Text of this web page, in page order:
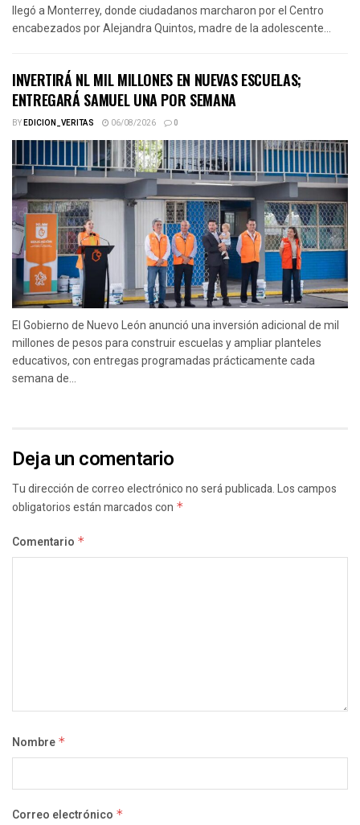
llegó a Monterrey, donde ciudadanos marcharon por el Centro
encabezados por Alejandra Quintos, madre de la adolescente...
INVERTIRÁ NL MIL MILLONES EN NUEVAS ESCUELAS;
ENTREGARÁ SAMUEL UNA POR SEMANA
BYEDICION_VERITAS 06/08/2026 0
El Gobierno de Nuevo León anunció una inversión adicional de mil
millones de pesos para construir escuelas y ampliar planteles
educativos, con entregas programadas prácticamente cada
semana de...
Deja un comentario
Tu dirección de correo electrónico no será publicada.Los campos
obligatorios están marcados con *
Comentario *
Nombre *
Correo electrónico *